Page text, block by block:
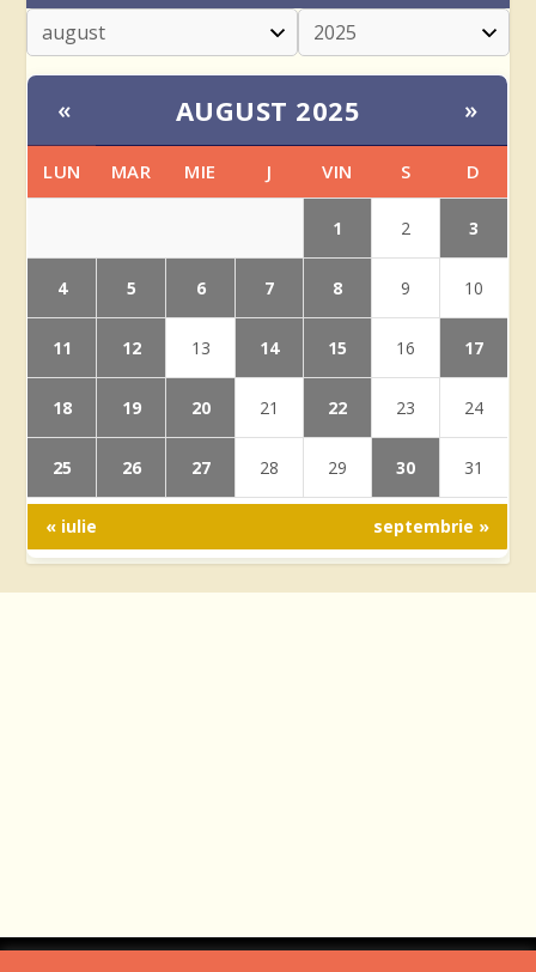
« AUGUST 2025 »
LUN MAR MIE J VIN S D
1 2 3
4 5 6 7 8 9 10
11 12 13 14 15 16 17
18 19 20 21 22 23 24
25 26 27 28 29 30 31
« iulie septembrie »